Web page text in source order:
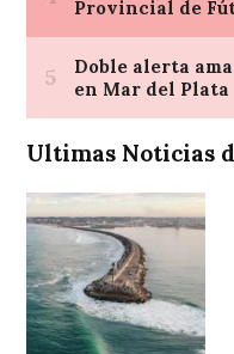
Ultimas Noticias